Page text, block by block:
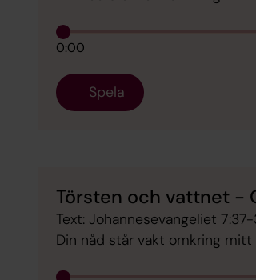
0:00
Spela
Törsten och vattnet -
Text: Johannesevangeliet
Din nåd står vakt omkring